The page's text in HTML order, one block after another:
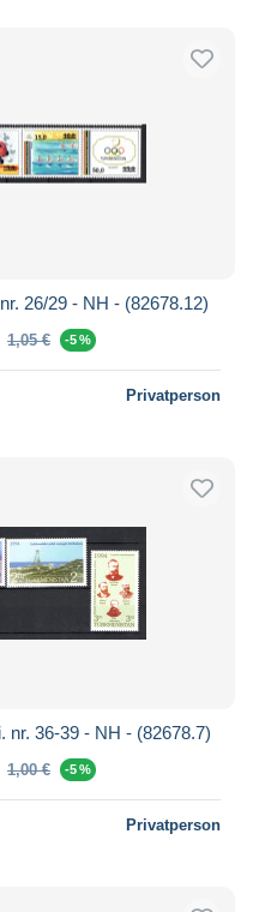
26/29 - NH - (82678.12)
1,05 € -5 %
Privatperson
nr. 36-39 - NH - (82678.7)
1,00 € -5 %
Privatperson